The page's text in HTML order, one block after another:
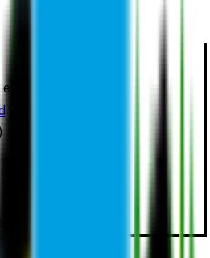
e.o.
(Naritaweg 150)